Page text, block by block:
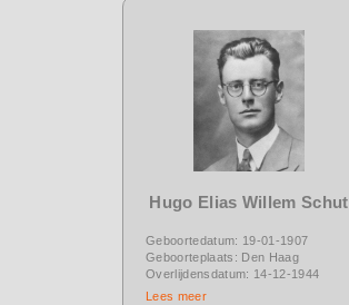
Hugo Elias Willem Schut
Geboortedatum: 19-01-1907
Geboorteplaats: Den Haag
Overlijdensdatum: 14-12-1944
Lees meer